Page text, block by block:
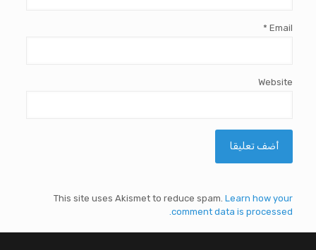
Email
*
Website
This site uses Akismet to reduce spam. Learn how your
comment data is processed.